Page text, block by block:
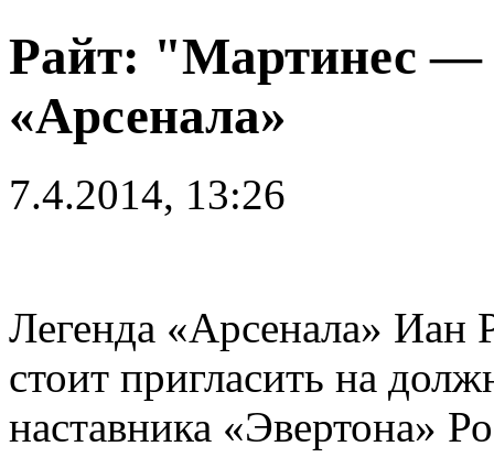
Райт: "Мартинес —
«Арсенала»
7.4.2014, 13:26
Легенда «Арсенала» Иан
стоит пригласить на
наставника «Эвертона»